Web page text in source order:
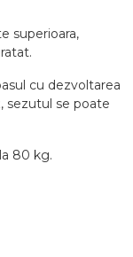
superioara,
cu dezvoltarea
sezutul se poate
80 kg.